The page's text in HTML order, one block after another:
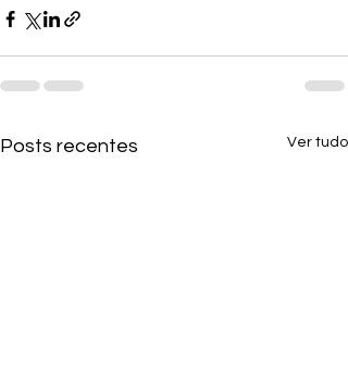
Posts recentes Ver tudo